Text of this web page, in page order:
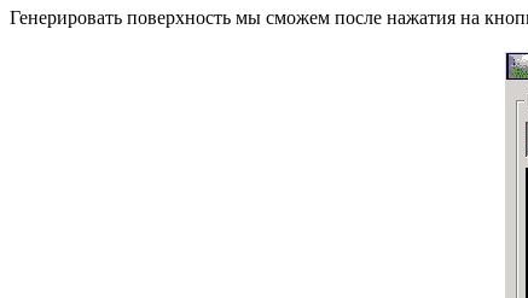
Генерировать поверхность мы сможем после нажатия на